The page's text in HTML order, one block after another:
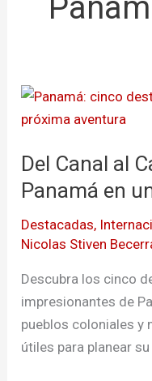
Del Canal al
Panamá en
Destacadas,
Nicolas Stiven
Descubra los cinco
impresionantes de
pueblos coloniales y
útiles para planear
Del
Canal
Caribe:
lo
de
Panamá
en
un
solo
viaje